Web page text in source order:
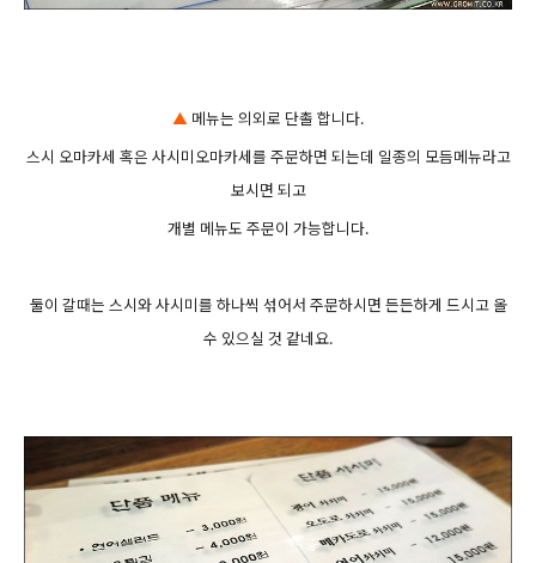
▲ 메뉴는 의외로 단촐 합니다.
스시 오마카세 혹은 사시미오마카세를 주문하면 되는데 일종의 모듬메뉴라고
보시면 되고
개별 메뉴도 주문이 가능합니다.
둘이 갈때는 스시와 사시미를 하나씩 섞어서 주문하시면 든든하게 드시고 올
수 있으실 것 같네요.